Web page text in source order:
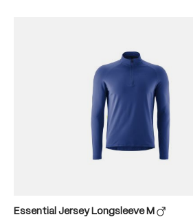
Essential Jersey Longsleeve M